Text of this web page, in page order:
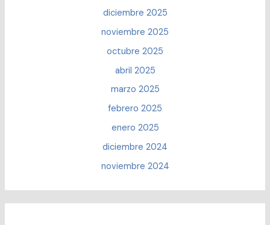
diciembre 2025
noviembre 2025
octubre 2025
abril 2025
marzo 2025
febrero 2025
enero 2025
diciembre 2024
noviembre 2024